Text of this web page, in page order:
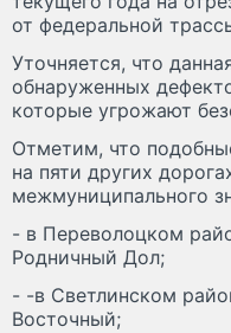
от федеральной
Уточняется, что
обнаруженных
которые угрожают
Отметим, что
на пяти других
межмуниципального
- в Переволоцком
Родничный Дол;
- -в Светлинском
Восточный;